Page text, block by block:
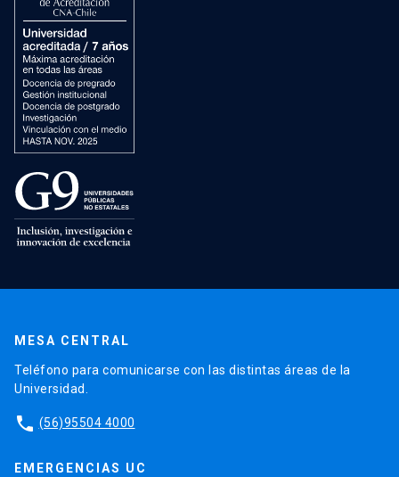
MESA CENTRAL
Teléfono para comunicarse con las distintas áreas de la
Universidad.
phone (56)95504 4000
EMERGENCIAS UC